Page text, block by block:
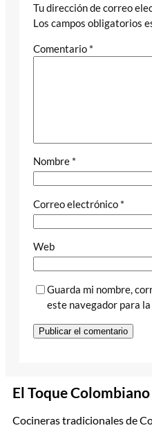
Tu dirección de correo
Los campos obligatorios
Comentario *
Nombre *
Correo electrónico *
Web
Guarda mi nombre,
este navegador para
El Toque Colombiano
Cocineras tradicionales de